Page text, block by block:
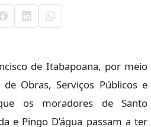
de Itabapoana, por meio
Obras, Serviços Públicos e
os moradores de Santo
e Pingo D’água passam a ter